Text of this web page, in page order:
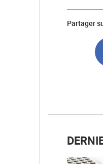
Partager